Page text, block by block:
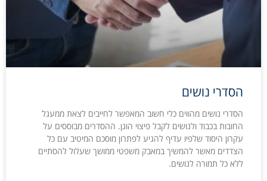
הסדרי נושים
הסדרי נושים מהווים כלי חשוב המאפשר לחייבים לצאת ממעגל
החובות בכבוד ולנושים לקבל פיצוי הוגן. ההסדרים מבוססים על
עקרון היסוד שלפיו עדיף להגיע לפתרון מוסכם המיטיב עם כל
הצדדים מאשר להמשיך במאבק משפטי ממושך שעלול להסתיים
ללא כל תמורה לנושים.